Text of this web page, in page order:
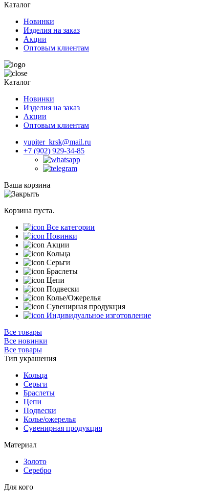
Каталог
Новинки
Изделия на заказ
Акции
Оптовым клиентам
Каталог
Новинки
Изделия на заказ
Акции
Оптовым клиентам
yupiter_krsk@mail.ru
+7 (902) 929-34-85
Ваша корзина
Корзина пуста.
Все категории
Новинки
Акции
Кольца
Серьги
Браслеты
Цепи
Подвески
Колье/Ожерелья
Сувенирная продукция
Индивидуальное изготовление
Все товары
Все новинки
Все товары
Тип украшения
Кольца
Серьги
Браслеты
Цепи
Подвески
Колье/ожерелья
Сувенирная продукция
Материал
Золото
Серебро
Для кого